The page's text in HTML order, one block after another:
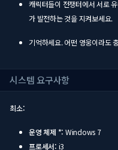
캐릭터들이 전쟁터에서 서로
가 발전하는 것을 지켜보세요.
기억하세요. 어떤 영웅이라도
시스템 요구사항
최소:
운영 체제 *: Windows 7
프로세서: i3